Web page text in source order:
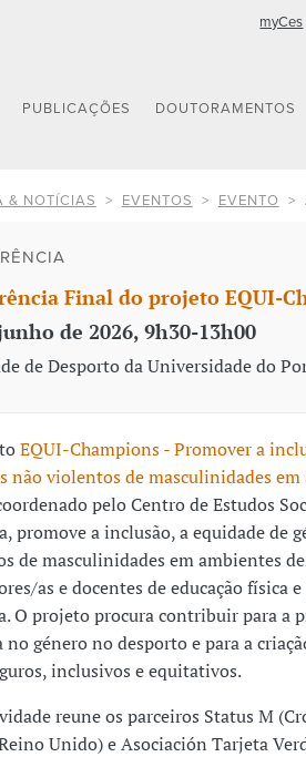
myCes
PUBLICAÇÕES DOUTORAMENTOS
& NOTÍCIAS EVENTOS EVENTO
Final do projeto EQUI-
de 2026, 9h30-13h00
de Desporto da Universidade do
EQUI-Champions - Promover a
não violentos de masculinidades
pelo Centro de Estudos
promove a inclusão, a equidade de
de masculinidades em ambientes
as e docentes de educação física
O projeto procura contribuir para a
no género no desporto e para a
inclusivos e equitativos.
reune os parceiros Status M
Unido) e Asociación Tarjeta